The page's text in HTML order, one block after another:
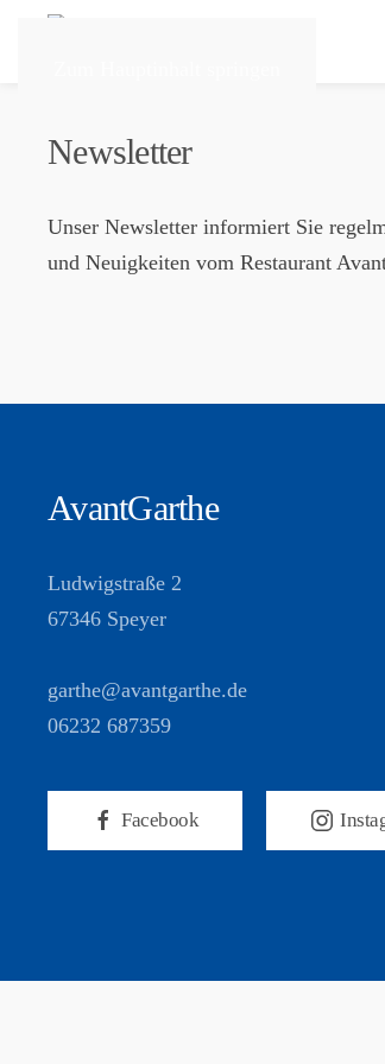
Newsletter
Unser Newsletter informiert Sie
und Neuigkeiten vom Restaurant
AvantGarthe
Ludwigstraße 2
67346 Speyer
garthe@avantgarthe.de
06232 687359
Facebook